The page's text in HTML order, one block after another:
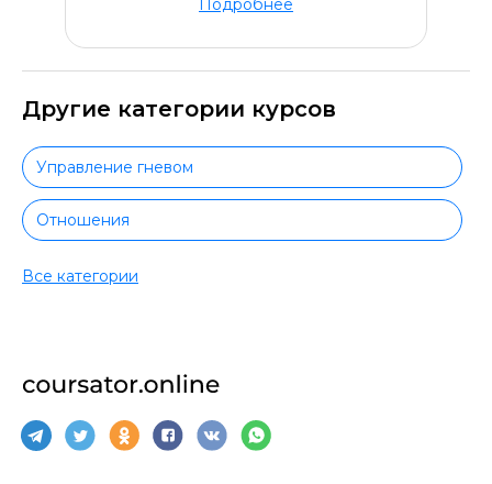
Подробнее
Другие категории курсов
Управление гневом
Отношения
Творчество
Рисование
Актерское мастерство
Все категории